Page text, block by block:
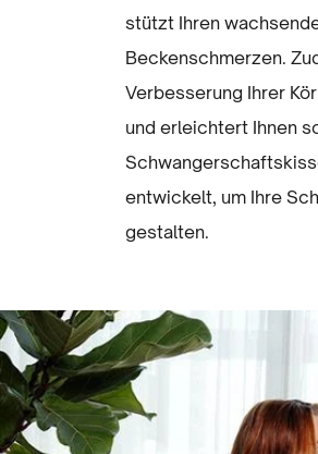
stützt Ihren
Beckenschmerzen.
Verbesserung Ihrer
und erleichtert Ihnen
entwickelt, um Ihre
gestalten.